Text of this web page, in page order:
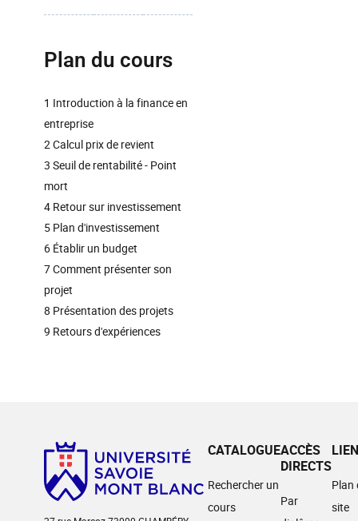
Plan du cours
1 Introduction à la finance en
entreprise
2 Calcul prix de revient
3 Seuil de rentabilité - Point
mort
4 Retour sur investissement
5 Plan d'investissement
6 Établir un budget
7 Comment présenter son
projet
8 Présentation des projets
9 Retours d'expériences
CATALOGUE
Rechercher un
cours
ACCÈS
DIRECTS
Par
Plan
site